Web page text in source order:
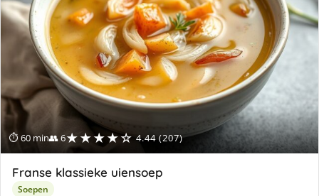
⏱ 60 min👥 6★★★★☆ 4.44 (207)
Franse klassieke uiensoep
Soepen